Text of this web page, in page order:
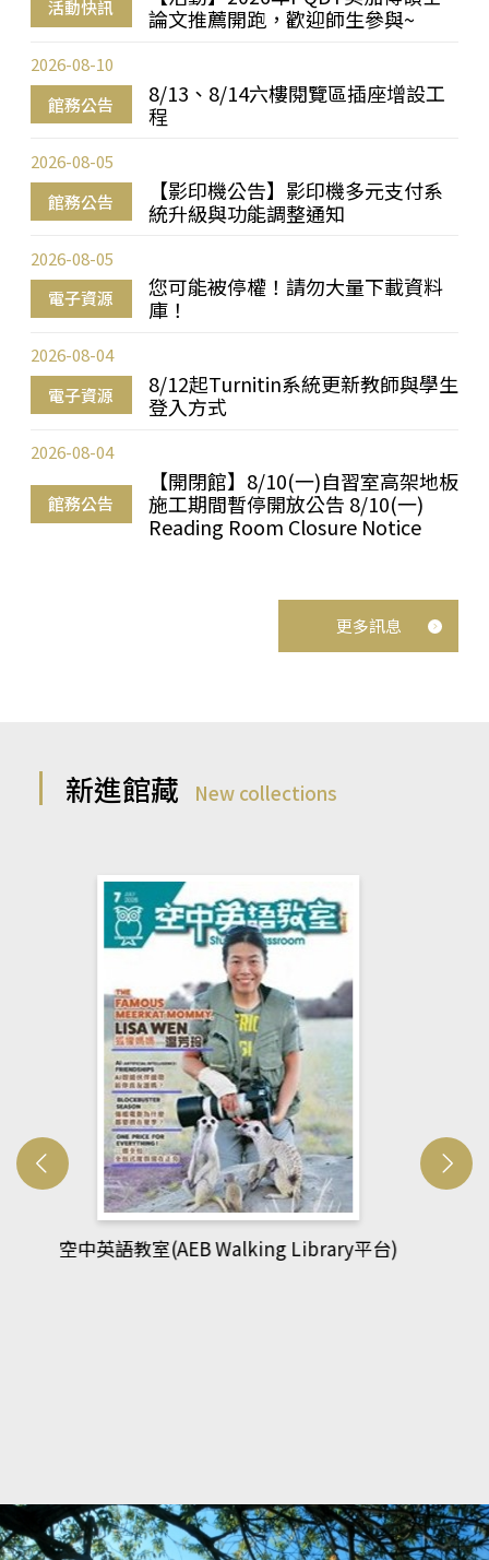
活動快訊
論文推薦開跑，歡迎師生參與~
館務公告
8/13、8/14六樓閱覽區插座增設工
程
2026-08-10
館務公告
【影印機公告】影印機多元支付系
統升級與功能調整通知
2026-08-05
電子資源
您可能被停權！請勿大量下載資料
庫！
2026-08-05
電子資源
8/12起Turnitin系統更新教師與學生
登入方式
2026-08-04
館務公告
【開閉館】8/10(一)自習室高架地板
施工期間暫停開放公告 8/10(一)
Reading Room Closure Notice
2026-08-04
更多訊息
新進館藏 New collections
網管人(kono平台)